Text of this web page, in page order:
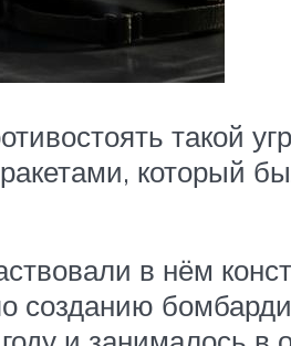
такой
который
в нём
созданию